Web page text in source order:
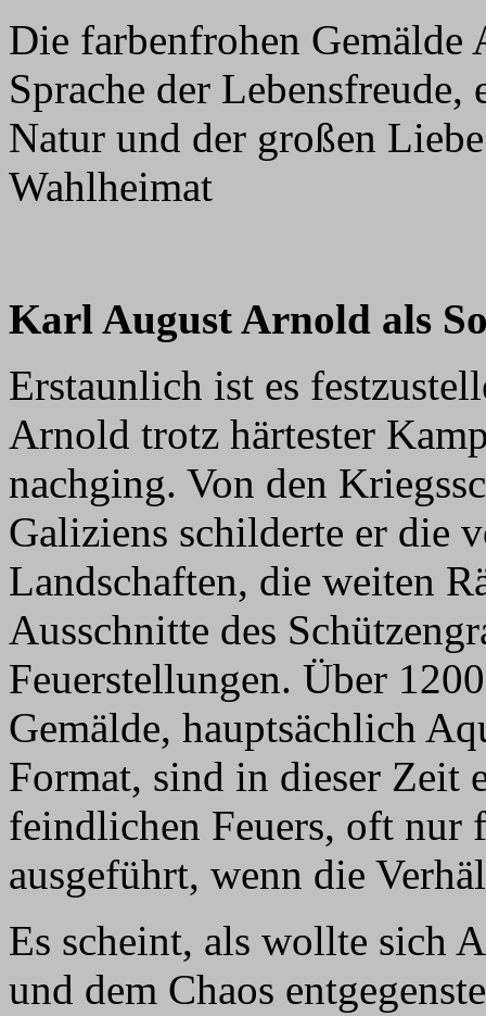
Die farbenfrohen Gemälde
Sprache der
Natur und der großen
Wahlheimat
Karl August Arnold als
Erstaunlich ist es
Arnold trotz härtester
nachging. Von den
Galiziens schilderte er die
Landschaften, die weiten
Ausschnitte des
Feuerstellungen. Über
Gemälde, hauptsächlich
Format, sind in dieser Zeit
feindlichen Feuers, oft
ausgeführt, wenn die
Es scheint, als wollte sich
und dem Chaos